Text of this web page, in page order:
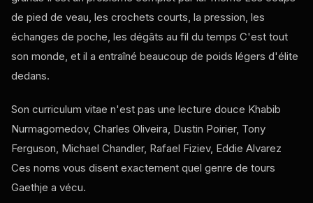
de pied de veau, les crochets courts, la pression, les
échanges de poche, les dégâts au fil du temps C'est tout
son monde, et il a entraîné beaucoup de poids légers d'élite
dedans.
Son curriculum vitae n'est pas une lecture douce Khabib
Nurmagomedov, Charles Oliveira, Dustin Poirier, Tony
Ferguson, Michael Chandler, Rafael Fiziev, Eddie Alvarez
Ces noms vous disent exactement quel genre de tours
Gaethje a vécu.